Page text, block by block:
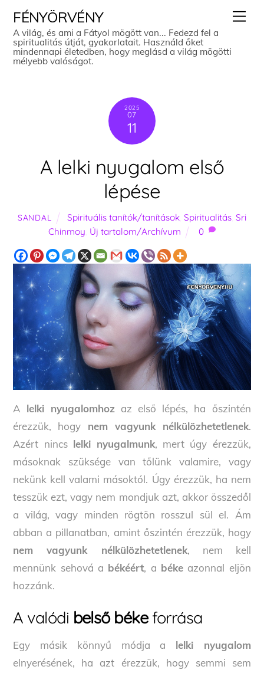
content
FÉNYÖRVÉNY
A világ, és ami a Fátyol mögött van... Fedezd fel a
spiritualitás útját, gyakorlatait. Használd őket
mindennapi életedben, hogy meglásd a világ mögötti
mélyebb valóságot.
2025
07
11
A lelki nyugalom első
lépése
SANDAL Spirituális tanítók/tanítások, Spiritualitás, Sri
Chinmoy Új tartalom/Archívum 0
A lelki nyugalomhoz az első lépés, ha őszintén
érezzük, hogy nem vagyunk nélkülözhetetlenek.
Azért nincs lelki nyugalmunk, mert úgy érezzük,
másoknak szüksége van tőlünk valamire, vagy
nekünk kell valami másoktól. Úgy érezzük, ha nem
tesszük ezt, vagy nem mondjuk azt, akkor összedől
a világ, vagy minden rögtön rosszul sül el. Ám
abban a pillanatban, amint őszintén érezzük, hogy
nem vagyunk nélkülözhetetlenek, nem kell
mennünk sehová a békéért, a békeazonnal eljön
hozzánk.
A valódi belső békeforrása
Egy másik könnyű módja a lelki nyugalom
elnyerésének, ha azt érezzük, hogy semmi sem